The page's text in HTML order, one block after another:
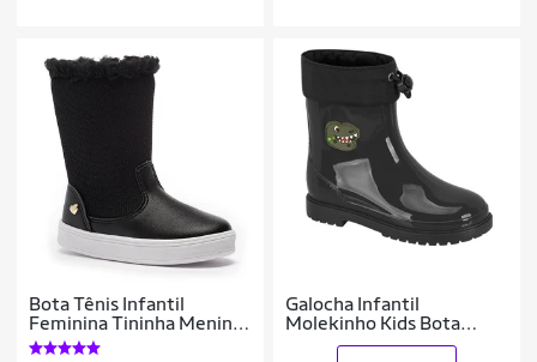
Bota Tênis Infantil
Feminina Tininha Menina
Casual com Pêlo
Galocha Infantil
Molekinho Kids Bota
Impermeável